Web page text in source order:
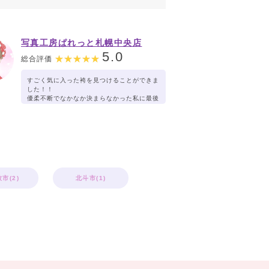
写真工房ぱれっと札幌中央店
総合評価 5.0
すごく気に入った袴を見つけることができま
した！！
優柔不断でなかなか決まらなかった私に最後
市(2) 北斗市(1)